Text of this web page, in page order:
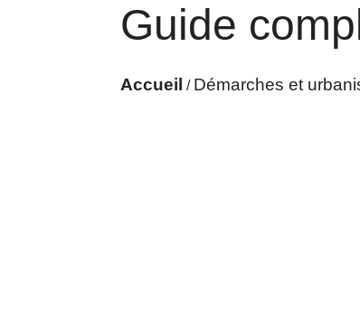
Guide
Accueil / Démarches et